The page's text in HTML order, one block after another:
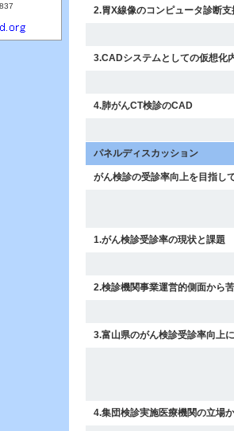
2.胃X線像のコンピュータ診断
3.CADシステムとしての仮想化
4.肺がんCT検診のCAD
パネルディスカッション
がん検診の受診率向上を目指し
1.がん検診受診率の現状と課題
2.検診機関事業運営的側面から
3.富山県のがん検診受診率向上
4.集団検診実施医療機関の立場